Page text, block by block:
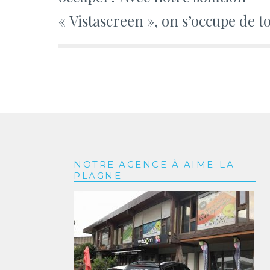
« Vistascreen », on s’occupe de
NOTRE AGENCE À AIME-LA-
PLAGNE